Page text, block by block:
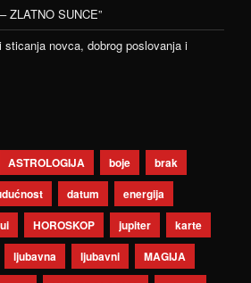
ZLATNO SUNCE”
novca, dobrog poslovanja i
ASTROLOGIJA boje
brak
datum
energija
HOROSKOP jupiter
karte
ljubavna ljubavni
MAGIJA